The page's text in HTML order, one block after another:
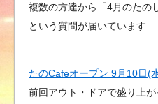
複数の方達から「4月のたの
という質問が届いています…
たのCafeオープン 9月10日(
前回アウト・ドアで盛り上